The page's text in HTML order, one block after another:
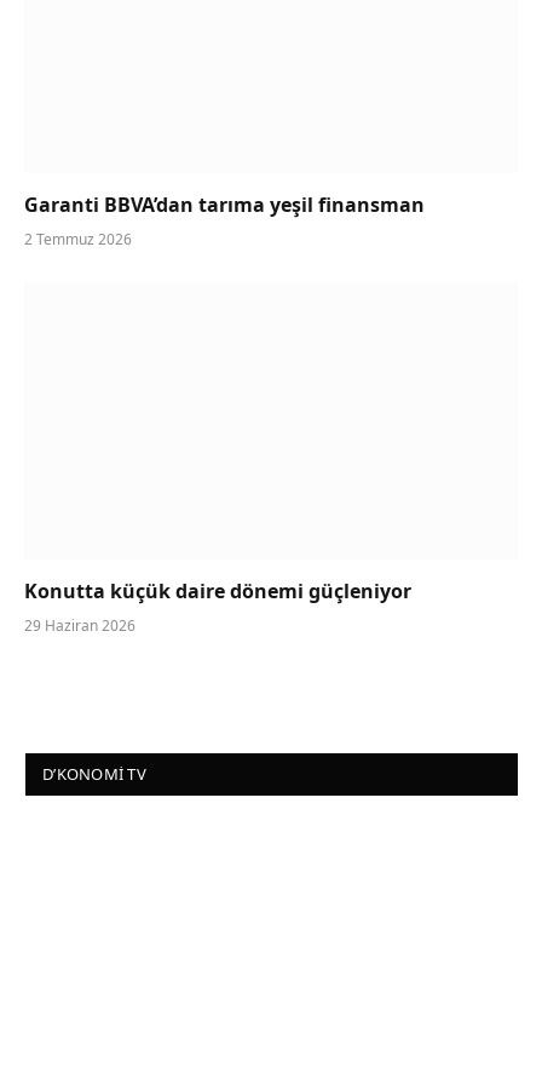
Garanti BBVA’dan tarıma yeşil finansman
2 Temmuz 2026
Konutta küçük daire dönemi güçleniyor
29 Haziran 2026
D’KONOMI TV